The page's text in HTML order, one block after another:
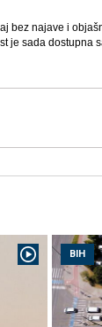
bez najave i
je sada dostupna
BIH